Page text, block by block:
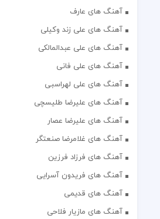
آهنگ های عارف
آهنگ های علی زند وکیلی
آهنگ های علی عبدالمالکی
آهنگ های علی فانی
آهنگ های علی لهراسبی
آهنگ های علیرضا طلیسچی
آهنگ های علیرضا عصار
آهنگ های غلامرضا صنعتگر
آهنگ های فرزاد فرزین
آهنگ های فریدون آسرایی
آهنگ های قدیمی
آهنگ های مازیار فلاحی